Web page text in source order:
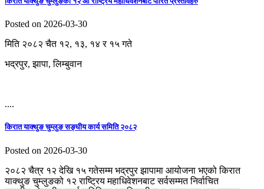
Posted on 2026-03-30
मिति २०८२ चैत १२, १३, १४ र १५ गते
भद्रपुर, झापा, लिम्बुवान
....
किरात याक्थुङ चुम्लुङ सङ्घीय कार्य समिति २०८२
Posted on 2026-03-30
२०८२ चैत्र १२ देखि १५ गतेसम्म भद्रपुर झापामा आयोजना भएको किरात
याक्थुङ चुम्लुङको १२ राष्ट्रिय महाधिवेशनबाट सर्वसम्मत निर्वाचित